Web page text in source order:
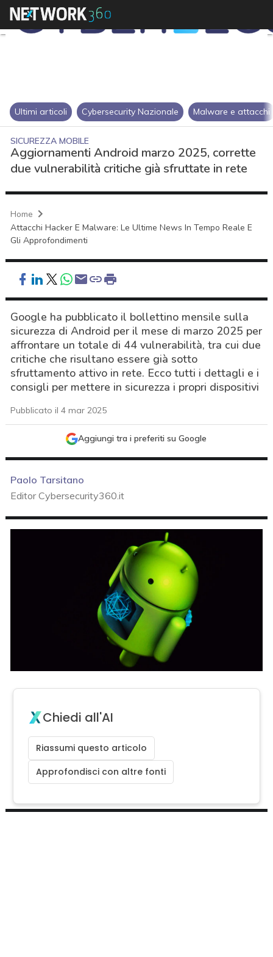
Ultimi articoli Cybersecurity Nazionale Malware e attacchi
SICUREZZA MOBILE
Aggiornamenti Android marzo 2025, corrette
due vulnerabilità critiche già sfruttate in rete
Home
Attacchi Hacker E Malware: Le Ultime News In Tempo Reale E
Gli Approfondimenti
Google ha pubblicato il bollettino mensile sulla
sicurezza di Android per il mese di marzo 2025 per
affrontare un totale di 44 vulnerabilità, tra cui due
critiche che risultano essere già sotto
sfruttamento attivo in rete. Ecco tutti i dettagli e i
consigli per mettere in sicurezza i propri dispositivi
Pubblicato il 4 mar 2025
Aggiungi tra i preferiti su Google
Paolo Tarsitano
Editor Cybersecurity360.it
Chiedi all'AI
Riassumi questo articolo
Approfondisci con altre fonti